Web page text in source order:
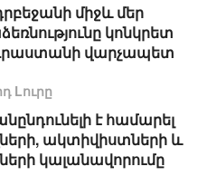
միջև մեր
կոնկրետ
Վրաստանի վարչապետ
Lուրը
է համարել
ակտիվիստների և
կալանավորումը